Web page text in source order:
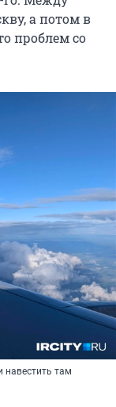
а потом в
проблем со
навестить там